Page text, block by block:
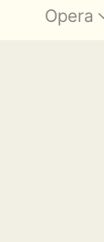
Opera